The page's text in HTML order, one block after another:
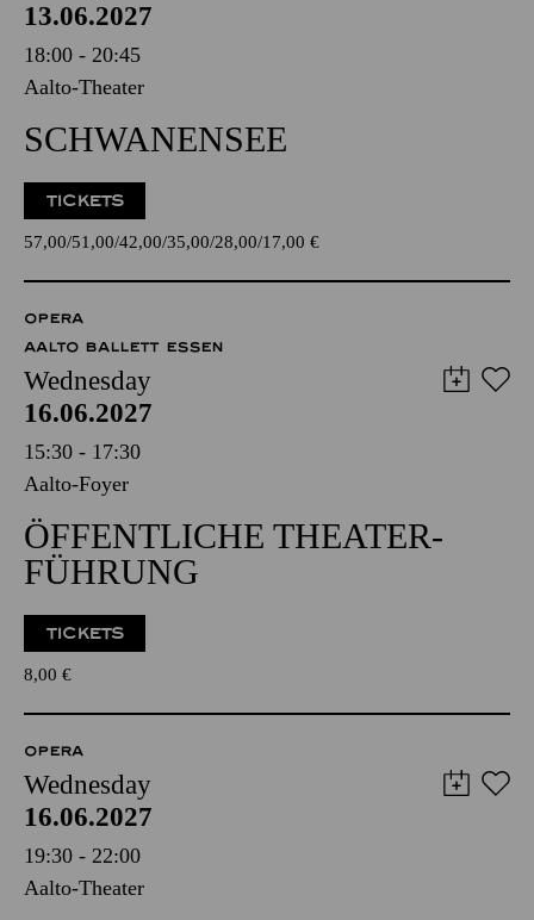
13.06.2027
18:00 - 20:45
Aalto-Theater
SCHWANENSEE
TICKETS
57,00 51,00 42,00 35,00 28,00 17,00 €
OPERA
AALTO BALLETT ESSEN
Wednesday
16.06.2027
15:30 - 17:30
Aalto-Foyer
ÖFFENTLICHE THEATER­
FÜHRUNG
TICKETS
8,00 €
OPERA
Wednesday
16.06.2027
19:30 - 22:00
Aalto-Theater